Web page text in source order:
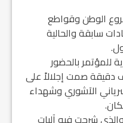
الوطن وقواطع
سابقة والحالية
للمؤتمر بالحضور
دقيقة صمت إجلالاً على
الآشوري وشهداء